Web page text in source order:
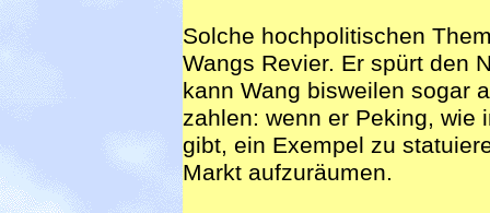
Solche hochpolitischen
Wangs Revier. Er spürt den
kann Wang bisweilen sogar
zahlen: wenn er Peking, wie
gibt, ein Exempel zu
Markt aufzuräumen.